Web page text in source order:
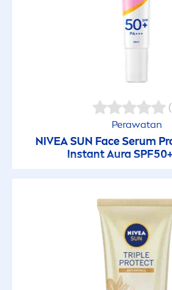
Cocok sebelum make up
Melembabkan
Menenangkan
Mengurangi produksi
Menyegarkan
Perawatan
NIVEA SUN Face Serum
Instant Aura